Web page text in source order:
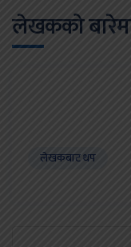
लेखकको
लेखकबाट थप